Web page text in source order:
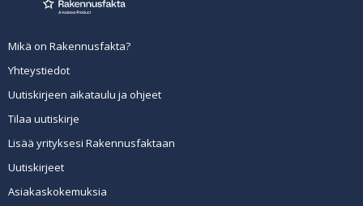
Mikä on Rakennusfakta?
Yhteystiedot
Uutiskirjeen aikataulu ja ohjeet
Tilaa uutiskirje
Lisää yrityksesi Rakennusfaktaan
Uutiskirjeet
Asiakaskokemuksia